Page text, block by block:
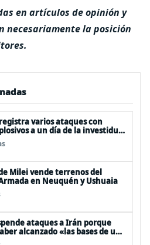
en artículos de opinión y
necesariamente la posición
varios ataques con
a un día de la investidura
un policía muerto
Milei vende terrenos del
en Neuquén y Ushuaia
ataques a Irán porque
alcanzado «las bases de un